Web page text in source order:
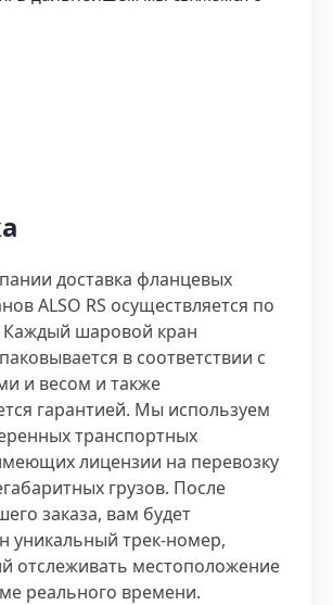
доставка фланцевых
ALSO RS осуществляется по
Каждый шаровой кран
в соответствии с
и весом и также
гарантией. Мы используем
транспортных
лицензии на перевозку
грузов. После
заказа, вам будет
уникальный трек-номер,
отслеживать местоположение
реального времени.